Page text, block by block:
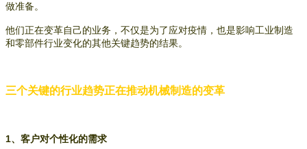
做准备。
他们正在变革自己的业务，不仅是为了应对疫情，也是影响工业制造
和零部件行业变化的其他关键趋势的结果。
三个关键的行业趋势正在推动机械制造的变革
1、客户对个性化的需求